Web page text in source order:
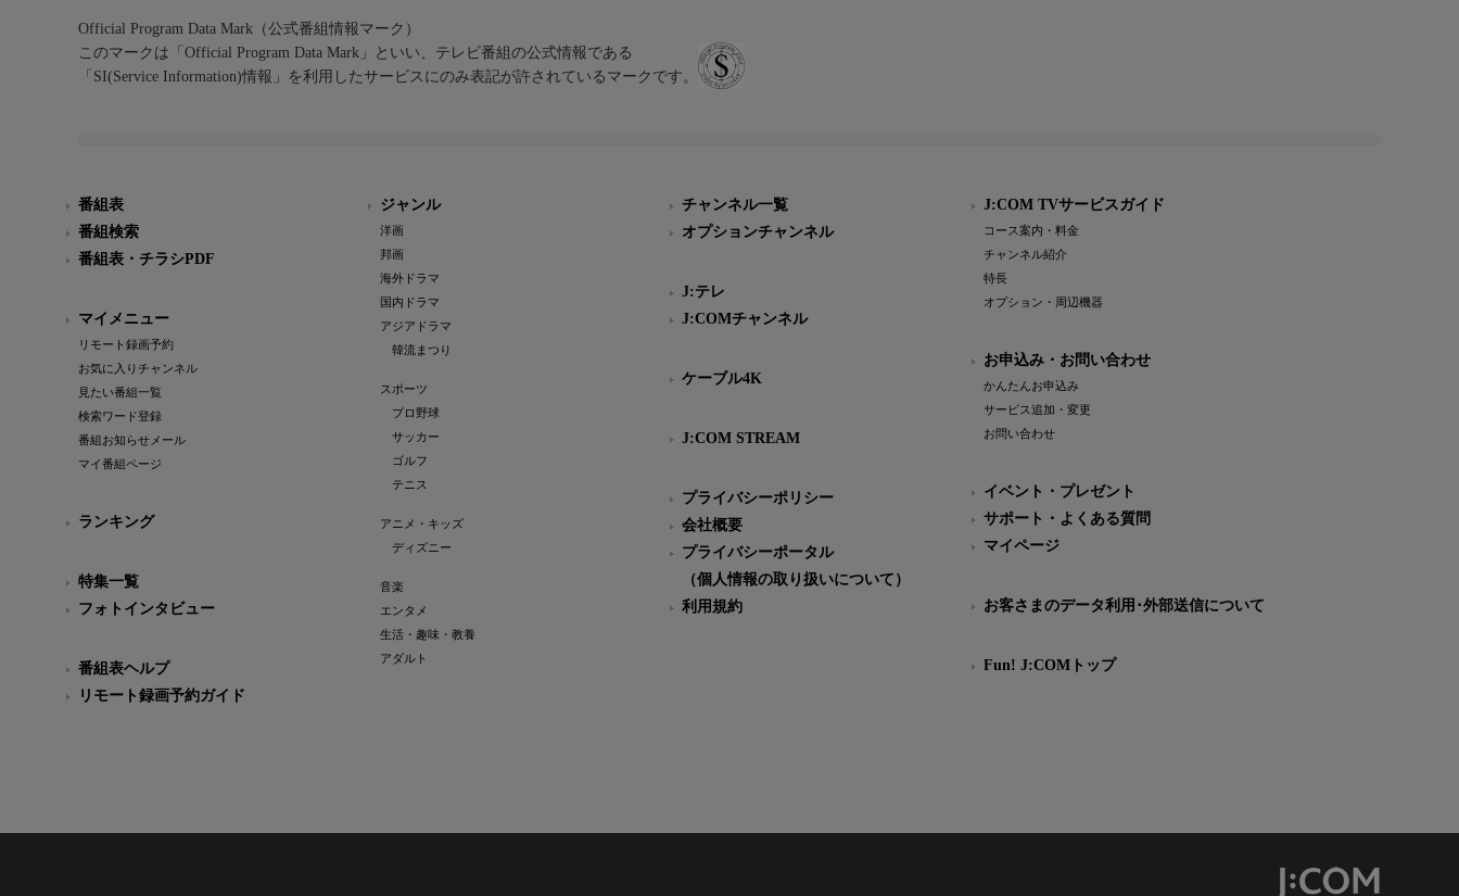
Official Program Data Mark（公式番組情報マーク）
このマークは「Official Program Data Mark」といい、テレビ番組の公式情報である
「SI(Service Information)情報」を利用したサービスにのみ表記が許されているマークです。
番組表
番組検索
番組表・チラシPDF
マイメニュー
リモート録画予約
お気に入りチャンネル
見たい番組一覧
検索ワード登録
番組お知らせメール
マイ番組ページ
ランキング
特集一覧
フォトインタビュー
番組表ヘルプ
リモート録画予約ガイド
ジャンル
洋画
邦画
海外ドラマ
国内ドラマ
アジアドラマ
韓流まつり
スポーツ
プロ野球
サッカー
ゴルフ
テニス
アニメ・キッズ
ディズニー
音楽
エンタメ
生活・趣味・教養
アダルト
チャンネル一覧
オプションチャンネル
J:テレ
J:COMチャンネル
ケーブル4K
J:COM STREAM
プライバシーポリシー
会社概要
プライバシーポータル
（個人情報の取り扱いについて）
利用規約
J:COM TVサービスガイド
コース案内・料金
チャンネル紹介
特長
オプション・周辺機器
お申込み・お問い合わせ
かんたんお申込み
サービス追加・変更
お問い合わせ
イベント・プレゼント
サポート・よくある質問
マイページ
お客さまのデータ利用･外部送信について
Fun! J:COMトップ